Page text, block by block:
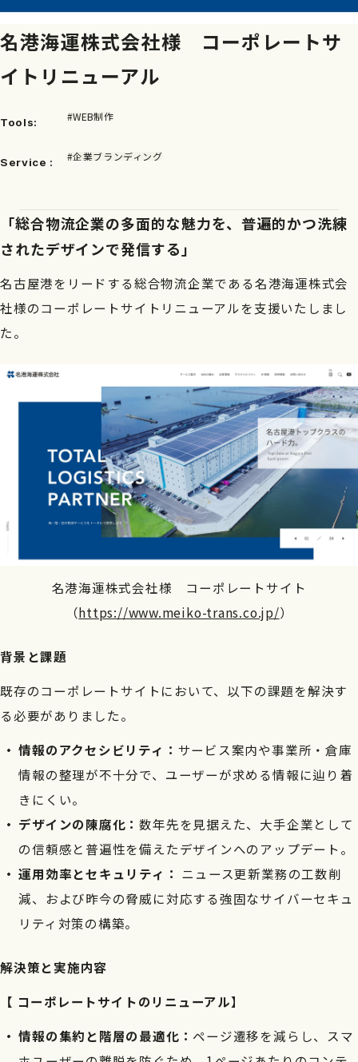
名港海運株式会社様 コーポレートサ
イトリニューアル
Tools: #WEB制作
Service : #企業ブランディング
「総合物流企業の多面的な魅力を、普遍的かつ洗練
されたデザインで発信する」
名古屋港をリードする総合物流企業である名港海運株式会
社様のコーポレートサイトリニューアルを支援いたしまし
た。
名港海運株式会社様 コーポレートサイト
（https://www.meiko-trans.co.jp/）
背景と課題
既存のコーポレートサイトにおいて、以下の課題を解決す
る必要がありました。
情報のアクセシビリティ： サービス案内や事業所・倉庫
情報の整理が不十分で、ユーザーが求める情報に辿り着
きにくい。
デザインの陳腐化：数年先を見据えた、大手企業として
の信頼感と普遍性を備えたデザインへのアップデート。
運用効率とセキュリティ： ニュース更新業務の工数削
減、および昨今の脅威に対応する強固なサイバーセキュ
リティ対策の構築。
解決策と実施内容
【 コーポレートサイトのリニューアル】
情報の集約と階層の最適化： ページ遷移を減らし、スマ